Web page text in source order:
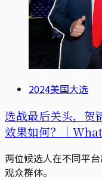
2024美国大选
选战最后关头，贺
效果如何？｜
两位候选人在不同平
观众群体。